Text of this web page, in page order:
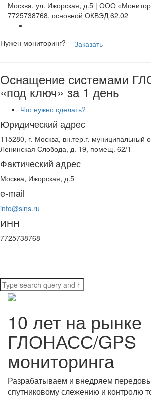
Москва, ул. Ижорская, д.5 | ООО
7725738768, основной ОКВЭД 62.02
Нужен мониторинг? Заказать
Оснащение системами
«под ключ» за 1 день
Что нужно сделать?
Юридический адрес
115280, г. Москва, вн.тер.г. муниципальный
Ленинская Слобода, д. 19, помещ. 62/1
Фактический адрес
Москва, Ижорская, д.5
e-mail
info@slns.ru
ИНН
7725738768
10 лет на рынке
ГЛОНАСС/GPS
мониторинга
Разрабатываем и внедряем
спутниковому слежению и контролю